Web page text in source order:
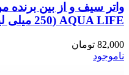
AQUA LIFE (250 میلی لیتر)
82,000 تومان
ناموجود